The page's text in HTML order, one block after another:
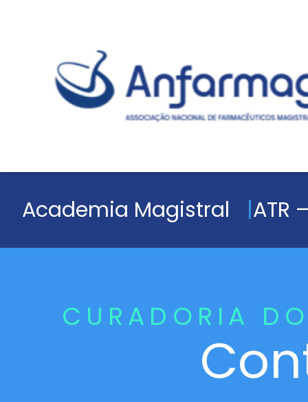
Academia Magistral ATR
CURADORIA